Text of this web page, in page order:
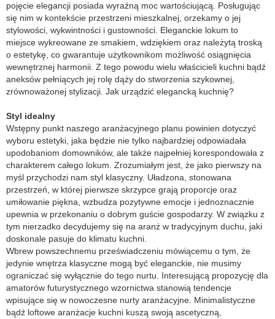
pojęcie elegancji posiada wyraźną moc wartościującą. Posługując
się nim w kontekście przestrzeni mieszkalnej, orzekamy o jej
stylowości, wykwintności i gustowności. Eleganckie lokum to
miejsce wykreowane ze smakiem, wdziękiem oraz należytą troską
o estetykę, co gwarantuje użytkownikom możliwość osiągnięcia
wewnętrznej harmonii. Z tego powodu wielu właścicieli kuchni bądź
aneksów pełniących jej rolę dąży do stworzenia szykownej,
zrównoważonej stylizacji. Jak urządzić elegancką kuchnię?
Styl idealny
Wstępny punkt naszego aranżacyjnego planu powinien dotyczyć
wyboru estetyki, jaka będzie nie tylko najbardziej odpowiadała
upodobaniom domowników, ale także najpełniej korespondowała z
charakterem całego lokum. Zrozumiałym jest, że jako pierwszy na
myśl przychodzi nam styl klasyczny. Uładzona, stonowana
przestrzeń, w której pierwsze skrzypce grają proporcje oraz
umiłowanie piękna, wzbudza pozytywne emocje i jednoznacznie
upewnia w przekonaniu o dobrym guście gospodarzy. W związku z
tym nierzadko decydujemy się na aranż w tradycyjnym duchu, jaki
doskonale pasuje do klimatu kuchni.
Wbrew powszechnemu przeświadczeniu mówiącemu o tym, że
jedynie wnętrza klasyczne mogą być eleganckie, nie musimy
ograniczać się wyłącznie do tego nurtu. Interesującą propozycję dla
amatorów futurystycznego wzornictwa stanowią tendencje
wpisujące się w nowoczesne nurty aranżacyjne. Minimalistyczne
bądź loftowe aranżacje kuchni kuszą swoją ascetyczną,